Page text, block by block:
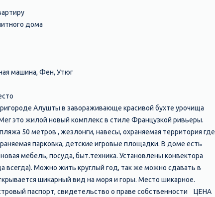
дома
машина, Фен, Утюг
Алушты в завораживающе красивой бухте урочища
это жилой новый комплекс в стиле Французкой ривьеры.
50 метров , жезлонги, навесы, охраняемая территория где
парковка, детские игровые площадки. В доме есть
мебель, посуда, быт.техника. Установлены конвектора
всегда). Можно жить круглый год, так же можно сдавать в
шикарный вид на моря и горы. Место шикарное.
паспорт, свидетельство о праве собственности ЦЕНА